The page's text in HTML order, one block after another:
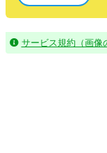
サービス規約（画像